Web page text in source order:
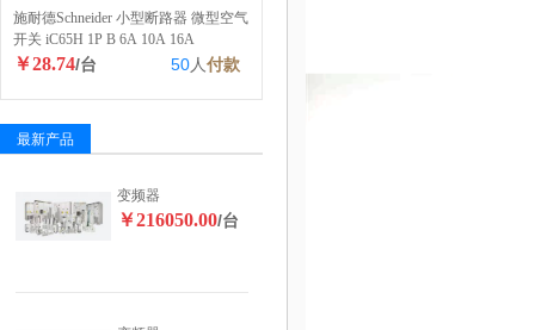
施耐德Schneider 小型断路器 微型空气
开关 iC65H 1P B 6A 10A 16A
￥28.74/台 50人付款
最新产品
变频器
￥216050.00/台